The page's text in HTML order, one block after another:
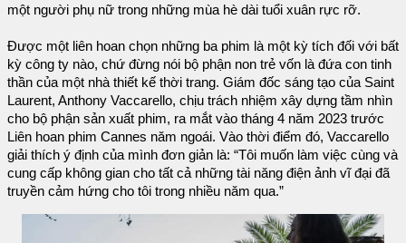
một người phụ nữ trong những mùa hè dài tuổi xuân rực rỡ.
Được một liên hoan chọn những ba phim là một kỳ tích đối với bất
kỳ công ty nào, chứ đừng nói bộ phận non trẻ vốn là đứa con tinh
thần của một nhà thiết kế thời trang. Giám đốc sáng tạo của Saint
Laurent, Anthony Vaccarello, chịu trách nhiệm xây dựng tầm nhìn
cho bộ phận sản xuất phim, ra mắt vào tháng 4 năm 2023 trước
Liên hoan phim Cannes năm ngoái. Vào thời điểm đó, Vaccarello
giải thích ý định của mình đơn giản là: “Tôi muốn làm việc cùng và
cung cấp không gian cho tất cả những tài năng điện ảnh vĩ đại đã
truyền cảm hứng cho tôi trong nhiều năm qua.”